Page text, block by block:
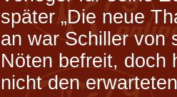
später „Die neue
an war Schiller von
Nöten befreit, doch
nicht den